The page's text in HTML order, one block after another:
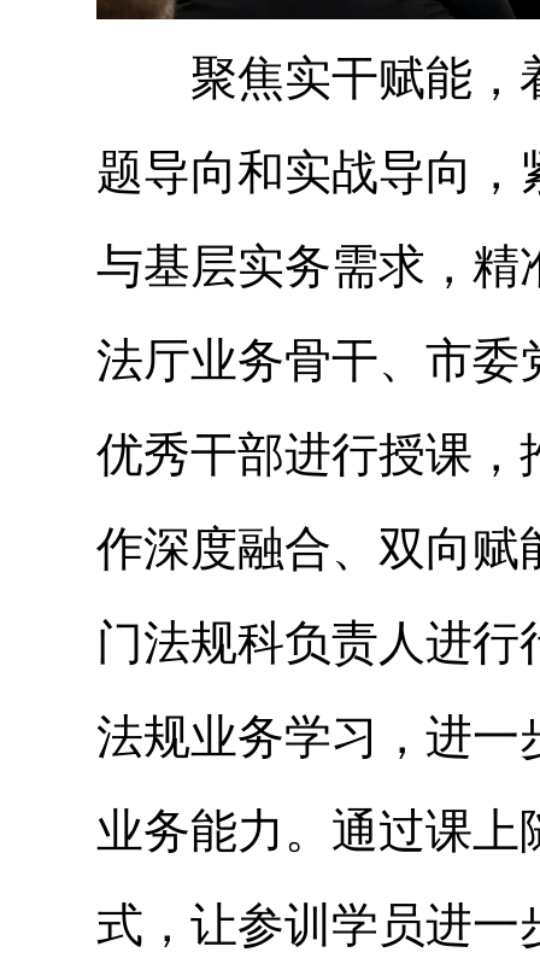
聚焦实干赋能，
题导向和实战导向
与基层实务需求，精
法厅业务骨干、市委
优秀干部进行授课，
作深度融合、双向赋
门法规科负责人进
法规业务学习，进一
业务能力。通过课
式，让参训学员进一